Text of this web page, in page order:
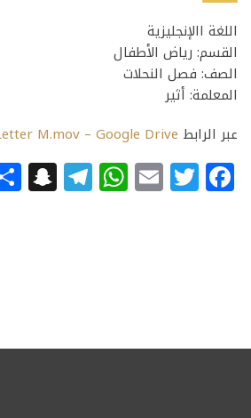
اللغة االإنجليزية
القسم: رياض الأطفال
الصف: فصل النحلات
المعلمة: أثير
عبر الرابط M.mov – Google Drive
Facebook
Twitter
Email